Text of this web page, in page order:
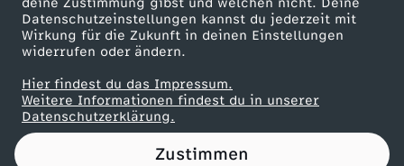
deine Zustimmung gibst und welchen nicht. Deine
Datenschutzeinstellungen kannst du jederzeit mit
Wirkung für die Zukunft in deinen Einstellungen
widerrufen oder ändern.
Hier findest du das Impressum.
Weitere Informationen findest du in unserer
Datenschutzerklärung.
Zustimmen
K
i
t
Partner